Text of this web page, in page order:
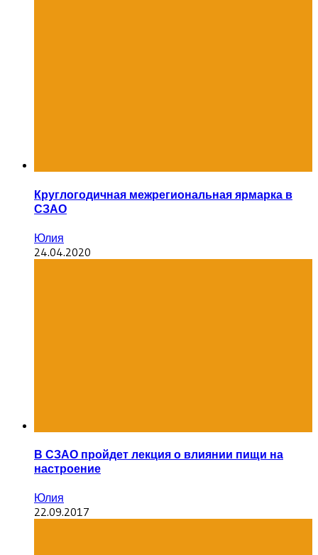
Круглогодичная межрегиональная ярмарка в
СЗАО
Юлия
24.04.2020
В СЗАО пройдет лекция о влиянии пищи на
настроение
Юлия
22.09.2017